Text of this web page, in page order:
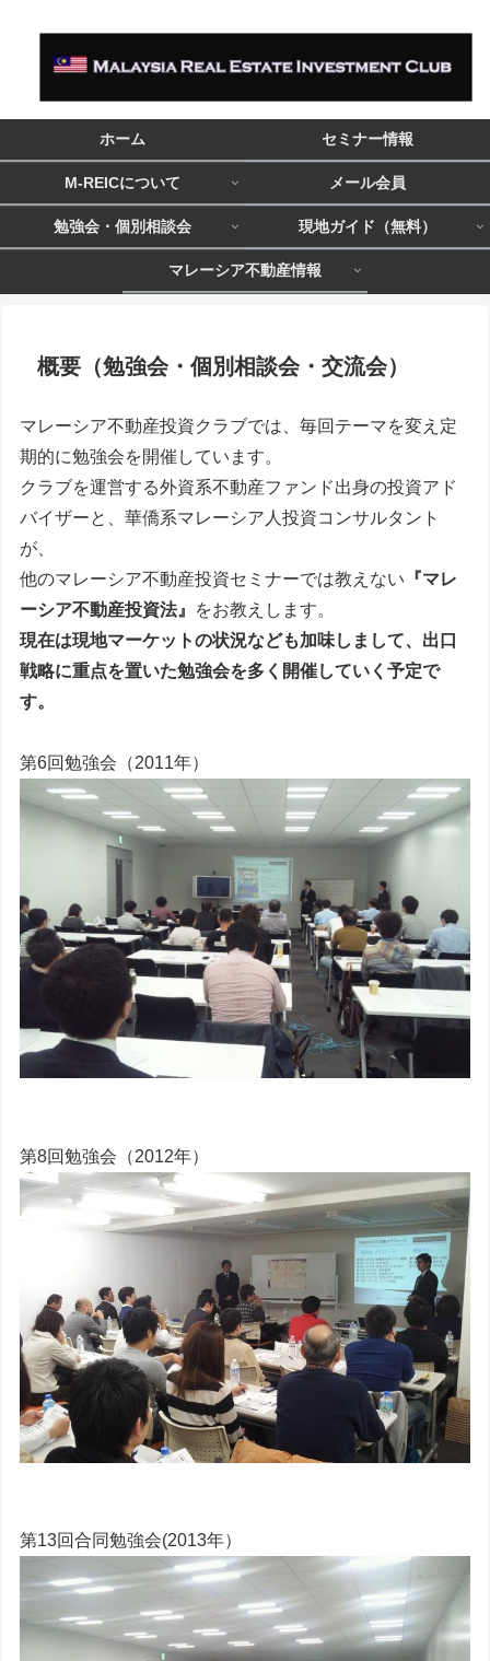
ホーム セミナー情報
M-REICについて メール会員
勉強会・個別相談会 現地ガイド（無料）
マレーシア不動産情報
概要（勉強会・個別相談会・交流会）
マレーシア不動産投資クラブでは、毎回テーマを変え定
期的に勉強会を開催しています。
クラブを運営する外資系不動産ファンド出身の投資アド
バイザーと、華僑系マレーシア人投資コンサルタント
が、
他のマレーシア不動産投資セミナーでは教えない 『マレ
ーシア不動産投資法』
をお教えします。
現在は現地マーケットの状況なども加味しまして、出口
戦略に重点を置いた勉強会を多く開催していく予定で
す。
第6回勉強会（2011年）
第8回勉強会（2012年）
第13回合同勉強会(2013年）